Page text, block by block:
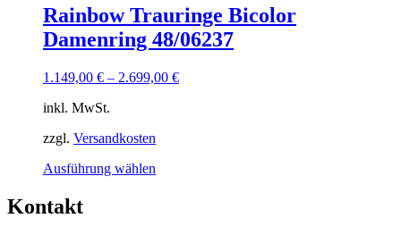
mehrere
Varianten
auf.
Optionen
können
werden
Rainbow Trauringe Bicolor
Damenring 48/06237
1.149,00 € – 2.699,00 €
inkl. MwSt.
zzgl. Versandkosten
Ausführung wählen
Kontakt